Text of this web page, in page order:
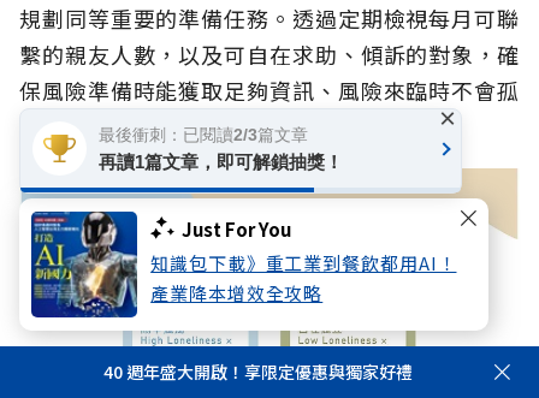
Just For You
知識包下載》重工業到餐飲都用AI！
產業降本增效全攻略
規劃同等重要的準備任務。透過定期檢視每月可聯
繫的親友人數，以及可自在求助、傾訴的對象，確
保風險準備時能獲取足夠資訊、風險來臨時不會孤
立無援。
40 週年盛大開啟！享限定優惠與獨家好禮
最後衝刺：已閱讀2/3篇文章
再讀1篇文章，即可解鎖抽獎！
×